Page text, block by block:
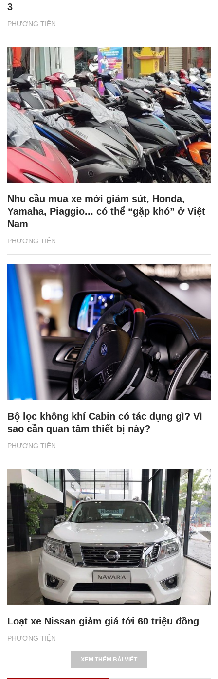
PHƯƠNG TIỆN
3
PHƯƠNG TIỆN
Nhu cầu mua xe mới giảm sút, Honda,
Yamaha, Piaggio... có thể “gặp khó” ở Việt
Nam
PHƯƠNG TIỆN
Bộ lọc không khí Cabin có tác dụng gì? Vì
sao cần quan tâm thiết bị này?
PHƯƠNG TIỆN
Loạt xe Nissan giảm giá tới 60 triệu đồng
XEM THÊM BÀI VIẾT